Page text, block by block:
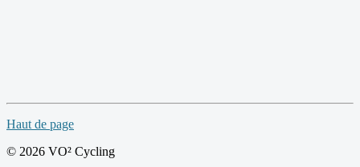
Haut de page
© 2026 VO² Cycling